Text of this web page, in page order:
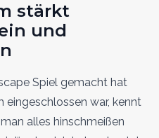
stärkt
und
Spiel gemacht hat
eingeschlossen war, kennt
alles hinschmeißen